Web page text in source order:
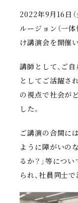
2022年9月16日（
ルージョン（一
け講演会を開催
講師として、ご
としてご活躍さ
の視点で社会が
した。
ご講演の合間に
ように障がいの
るか？」等につ
られ、社員同士